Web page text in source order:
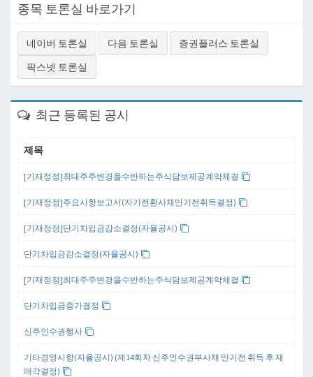
종목 토론실 바로가기
네이버 토론실 다음 토론실
증권플러스 토론실
팍스넷 토론실
최근 등록된 공시
제목
[기재정정]최대주주변경을수반하는주식담보제공계약체결
[기재정정]주요사항보고서(자기전환사채만기전취득결정)
[기재정정]단기차입금감소결정(자율공시)
단기차입금감소결정(자율공시)
[기재정정]최대주주변경을수반하는주식담보제공계약체결
단기차입금증가결정
신주인수권행사
기타경영사항(자율공시) (제14회차 신주인수권부사채 만기전 취득 후 재
매각결정)